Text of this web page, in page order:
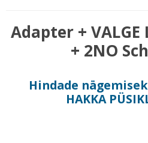
Adapter + VALGE
+ 2NO
Hindade
HAKKA